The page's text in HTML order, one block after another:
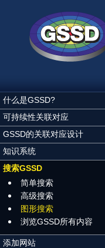
什么是GSSD?
可持续性关联对应
GSSD的关联对应设计
知识系统
搜索GSSD
简单搜索
高级搜索
图形搜索
浏览GSSD所有内容
添加网站